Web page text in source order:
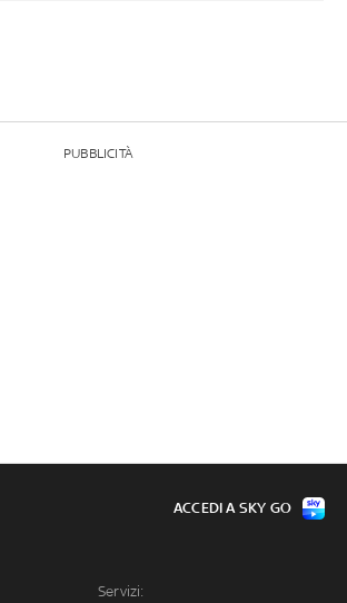
PUBBLICITÀ
Servizi:
ACCEDI A SKY GO